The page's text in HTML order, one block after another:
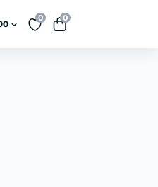
0 0